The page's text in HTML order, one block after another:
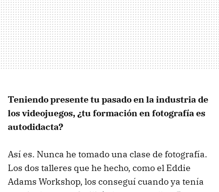
Teniendo presente tu pasado en la industria de
los videojuegos, ¿tu formación en fotografía es
autodidacta?
Así es. Nunca he tomado una clase de fotografía.
Los dos talleres que he hecho, como el Eddie
Adams Workshop, los conseguí cuando ya tenía